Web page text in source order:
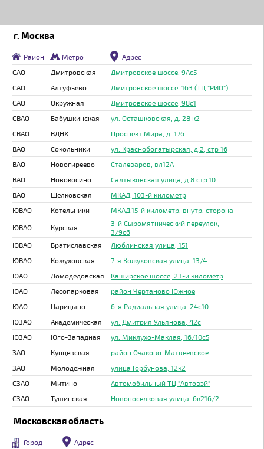
г. Москва
Район Метро
Адрес
САО
Дмитровская
Дмитровское шоссе, 9Ас5
САО
Алтуфьево
Дмитровское шоссе, 163 (ТЦ "РИО")
САО
Окружная
Дмитровское шоссе, 98с1
СВАО
Бабушкинская
ул. Осташковская, д. 28 к2
СВАО
ВДНХ
Проспект Мира, д. 176
ВАО
Сокольники
ул. Краснобогатырская, д.2, стр 16
ВАО
Новогиреево
Сталеваров, вл12А
ВАО
Новокосино
Салтыковская улица, д.8 стр.10
ВАО
Щелковская
МКАД, 103-й километр
ЮВАО
Котельники МКАД,15-й километр, внутр. сторона
ЮВАО Курская
3-й Сыромятнический переулок,
3/9с6
ЮВАО
Братиславская
Люблинская улица, 151
ЮВАО
Кожуховская
7-я Кожуховская улица, 13/4
ЮАО
Домодедовская
Каширское шоссе, 23-й километр
ЮАО
Лесопарковая
район Чертаново Южное
ЮАО
Царицыно
6-я Радиальная улица, 24с10
ЮЗАО
Академическая
ул. Дмитрия Ульянова, 42с
ЮЗАО
Юго-Западная
ул. Миклухо-Маклая, 16/10с5
ЗАО
Кунцевская
район Очаково-Матвеевское
ЗАО
Молодежная
улица Горбунова, 12к2
СЗАО
Митино
Автомобильный ТЦ "Автовэй"
СЗАО
Тушинская Новопоселковая улица, 6к216/2
Московская область
Город
Адрес